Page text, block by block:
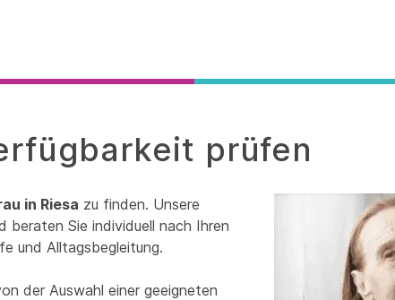
prüfen
in Riesa zu finden. Unsere
Sie individuell nach Ihren
und Alltagsbegleitung.
der Auswahl einer geeigneten